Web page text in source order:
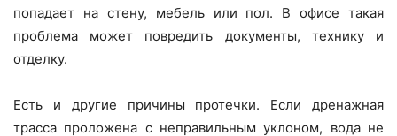
попадает на стену, мебель или пол. В офисе такая
проблема может повредить документы, технику и
отделку.
Есть и другие причины протечки. Если дренажная
трасса проложена с неправильным уклоном, вода не